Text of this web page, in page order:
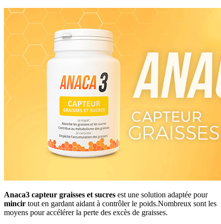
Anaca3 capteur graisses et sucres est une solution adaptée pour
mincir tout en gardant aidant à contrôler le poids.Nombreux sont les
moyens pour accélérer la perte des excès de graisses.